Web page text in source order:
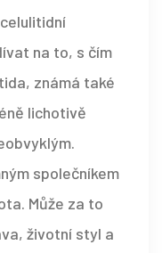
na to, s čím
známá také
lichotivě
společníkem
Může za to
životní styl a